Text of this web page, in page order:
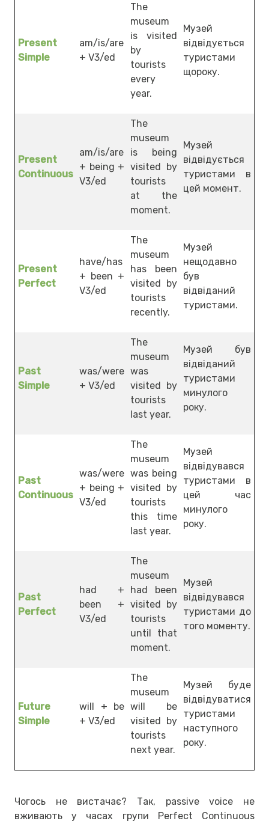
Present
Simple
am/is/are
+ V3/ed
The
museum
is visited
by
tourists
every
year.
Музей
відвідується
туристами
щороку.
Present
Continuous
am/is/are
+ being +
V3/ed
The
museum
is being
visited by
tourists
at the
moment.
Музей
відвідується
туристами в
цей момент.
Present
Perfect
have/has
+ been +
V3/ed
The
museum
has been
visited by
tourists
recently.
Музей
нещодавно
був
відвіданий
туристами.
Past
Simple
was/were
+ V3/ed
The
museum
was
visited by
tourists
last year.
Музей був
відвіданий
туристами
минулого
року.
Past
Continuous
was/were
+ being +
V3/ed
The
museum
was being
visited by
tourists
this time
last year.
Музей
відвідувався
туристами в
цей час
минулого
року.
Past
Perfect
had +
been +
V3/ed
The
museum
had been
visited by
tourists
until that
moment.
Музей
відвідувався
туристами до
того моменту.
Future
Simple
will + be
+ V3/ed
The
museum
will be
visited by
tourists
next year.
Музей буде
відвідуватися
туристами
наступного
року.
Чогось не вистачає? Так, passive voice не
вживають у часах групи Perfect Continuous